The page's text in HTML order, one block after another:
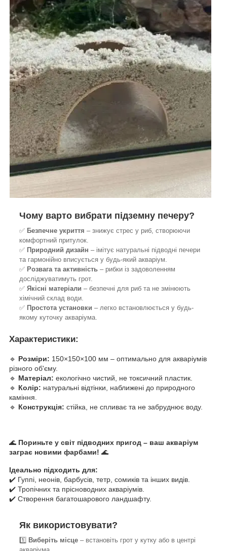
Чому варто вибрати підземну печеру?
✅ Безпечне укриття – знижує стрес у риб, створюючи
комфортний притулок.
✅ Природний дизайн – імітує натуральні підводні печери
та гармонійно вписується у будь-який акваріум.
✅ Розвага та активність – рибки із задоволенням
досліджуватимуть грот.
✅ Якісні матеріали – безпечні для риб та не змінюють
хімічний склад води.
✅ Простота установки – легко встановлюється у будь-
якому куточку акваріума.
Характеристики:
🔹 Розміри: 150×150×100 мм – оптимально для акваріумів
різного об'єму.
🔹 Матеріал: екологічно чистий, не токсичний пластик.
🔹 Колір: натуральні відтінки, наближені до природного
каміння.
🔹 Конструкція: стійка, не спливає та не забруднює воду.
Як використовувати?
1️⃣ Виберіть місце – встановіть грот у кутку або в центрі
Ідеально підходить для:
✔️ Гуппі, неонів, барбусів, тетр, сомиків та інших видів.
✔️ Тропічних та прісноводних акваріумів.
✔️ Створення багатошарового ландшафту.
🌊 Пориньте у світ підводних пригод – ваш акваріум
заграє новими фарбами! 🌊